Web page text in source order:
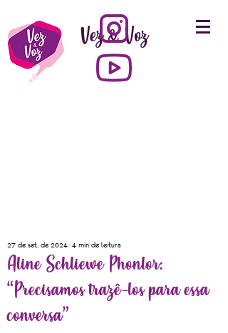
Vez & Voz
Aline Schliewe Phonlor:
“Precisamos trazê-los para essa
conversa”
27 de set. de 2024 4 min de leitura